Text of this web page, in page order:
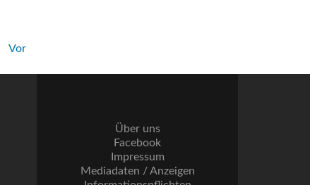
Vor
Über uns
Facebook
Impressum
Mediadaten / Anzeigen